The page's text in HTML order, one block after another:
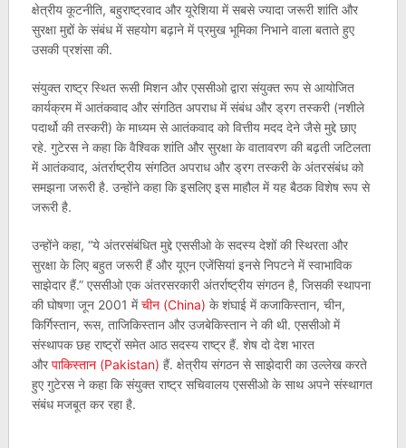
क्षेत्रीय कूटनीति, बहुराष्ट्रवाद और यूरेशिया में सबसे ज्यादा जरूरी शांति और
सुरक्षा मुद्दों के संबंध में सहयोग बढ़ाने में प्रमुख भूमिका निभाने वाला बताते हुए
उसकी प्रशंसा की.
संयुक्त राष्ट्र स्थित रूसी मिशन और एससीओ द्वारा संयुक्त रूप से आयोजित
कार्यक्रम में आतंकवाद और संगठित अपराध में संबंध और ड्रग तस्करी (नशीले
पदार्थो की तस्करी) के माध्यम से आतंकवाद को वित्तीय मदद देने जैसे मुद्दे छाए
रहे. गुटेरस ने कहा कि वैश्विक शांति और सुरक्षा के वातावरण की बढ़ती जटिलता
में आतंकवाद, अंतर्राष्ट्रीय संगठित अपराध और ड्रग तस्करी के अंतरसंबंध को
समझना जरूरी है. उन्होंने कहा कि इसलिए इस माहौल में यह बैठक विशेष रूप से
जरूरी है.
उन्होंने कहा, “ये अंतरसंबंधित मुद्दे एससीओ के सदस्य देशों की स्थिरता और
सुरक्षा के लिए बहुत जरूरी हैं और यूएन एजेंसियां इनसे निपटने में स्वाभाविक
साझेदार हैं.” एससीओ एक अंतरसरकारी अंतर्राष्ट्रीय संगठन है, जिसकी स्थापना
की घोषणा जून 2001 मेंचीन (China) के शंघाई में कजाकिस्तान, चीन,
किर्गिस्तान, रूस, ताजिकिस्तान और उजबेकिस्तान ने की थी. एससीओ में
संस्थापक छह राष्ट्रों समेत आठ सदस्य राष्ट्र हैं. शेष दो देश भारत
और पाकिस्तान (Pakistan) हैं. क्षेत्रीय संगठन से साझेदारी का उल्लेख करते
हुए गुटेरस ने कहा कि संयुक्त राष्ट्र सचिवालय एससीओ के साथ अपने संस्थागत
संबंध मजबूत कर रहा है.